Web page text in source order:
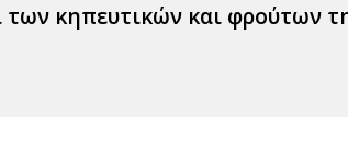
κηπευτικών και φρούτων